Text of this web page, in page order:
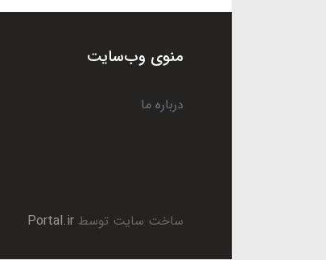
منوی وب‌سایت
درباره ما
ساخت سایت توسط Portal.ir